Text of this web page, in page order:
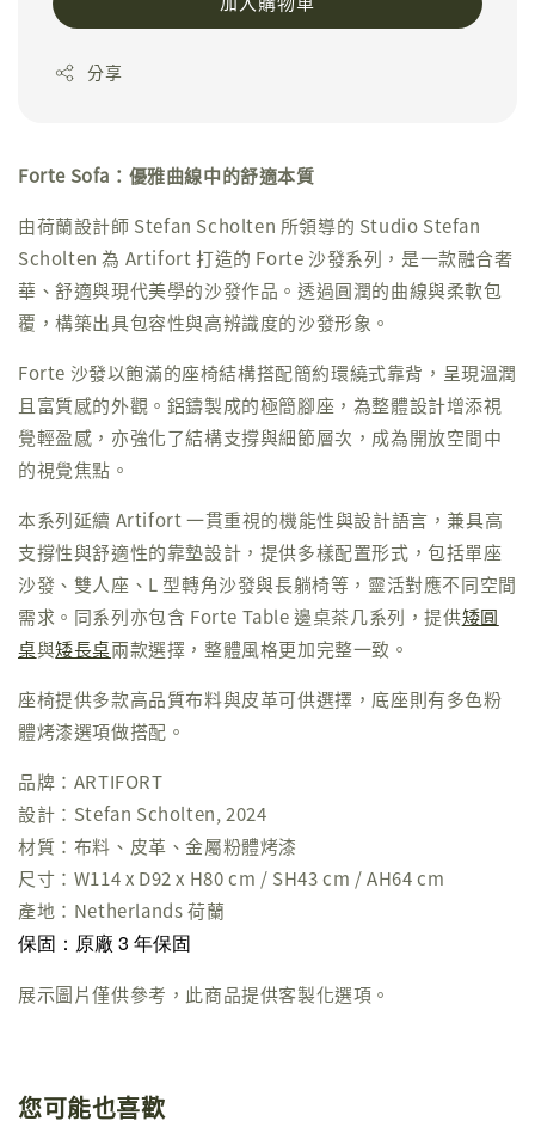
分享
Forte Sofa：優雅曲線中的舒適本質
由荷蘭設計師 Stefan Scholten 所領導的 Studio Stefan
Scholten 為 Artifort 打造的 Forte 沙發系列，是一款融合奢
華、舒適與現代美學的沙發作品。透過圓潤的曲線與柔軟包
覆，構築出具包容性與高辨識度的沙發形象。
Forte 沙發以飽滿的座椅結構搭配簡約環繞式靠背，呈現溫潤
且富質感的外觀。鋁鑄製成的極簡腳座，為整體設計增添視
覺輕盈感，亦強化了結構支撐與細節層次，成為開放空間中
的視覺焦點。
本系列延續 Artifort 一貫重視的機能性與設計語言，兼具高
支撐性與舒適性的靠墊設計，提供多樣配置形式，包括單座
沙發、雙人座、L 型轉角沙發與長躺椅等，靈活對應不同空間
需求。同系列亦包含 Forte Table 邊桌茶几系列，提供矮圓
桌與矮長桌兩款選擇，整體風格更加完整一致。
座椅提供多款高品質布料與皮革可供選擇，底座則有多色粉
體烤漆選項做搭配。
品牌：ARTIFORT
設計：Stefan Scholten, 2024
材質：布料、皮革、金屬粉體烤漆
尺寸：W114 x D92 x H80 cm / SH43 cm / AH64 cm
產地：Netherlands 荷蘭
保固：原廠 3 年保固
展示圖片僅供參考，此商品提供客製化選項。
您可能也喜歡